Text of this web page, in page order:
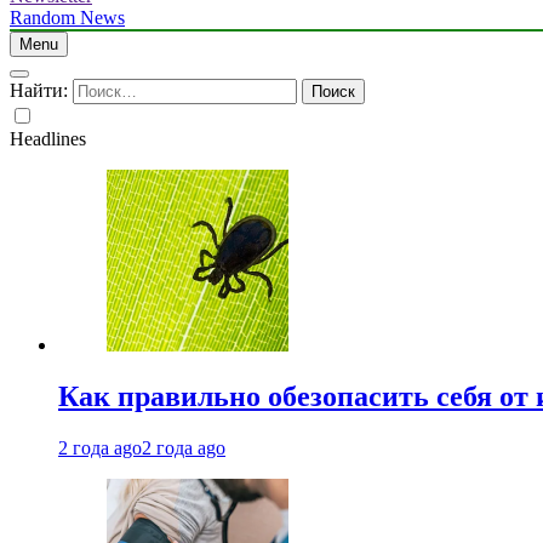
Random News
Menu
Найти:
Headlines
Как правильно обезопасить себя
2 года ago2 года ago